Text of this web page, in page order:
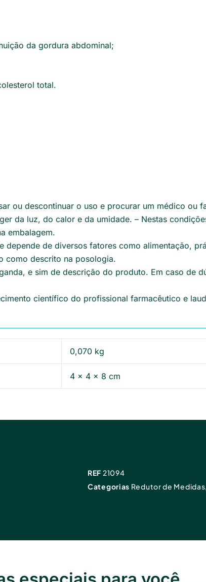
da gordura abdominal;
total.
ou descontinuar o uso e procurar um médico ou
da luz, do calor e da umidade. – Nestas
embalagem.
depende de diversos fatores como alimentação,
como descrito na posologia.
e sim de descrição do produto. Em caso de
científico do profissional farmacêutico e
0,070 kg
4 × 4 × 8 cm
REF 21094
Categorias Redutor de Medidas,